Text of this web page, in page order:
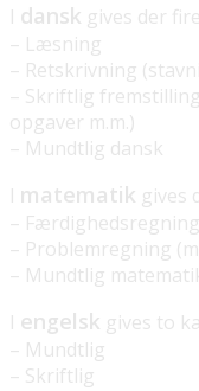
I dansk gives der
– Læsning
– Retskrivning
– Skriftlig
opgaver m.m.)
– Mundtlig dansk
I matematik gives
–
– Problemregning
– Mundtlig
I engelsk gives to
– Mundtlig
– Skriftlig